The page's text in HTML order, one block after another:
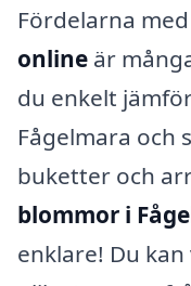
Fördelarna
online är
du enkelt
Fågelmara och
buketter och
blommor i
enklare! Du